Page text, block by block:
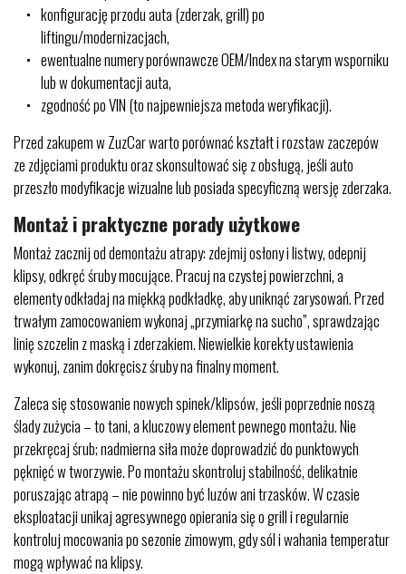
konfigurację przodu auta (zderzak, grill) po
liftingu/modernizacjach,
ewentualne numery porównawcze OEM/Index na starym wsporniku
lub w dokumentacji auta,
zgodność po VIN (to najpewniejsza metoda weryfikacji).
Przed zakupem w ZuzCar warto porównać kształt i rozstaw zaczepów
ze zdjęciami produktu oraz skonsultować się z obsługą, jeśli auto
przeszło modyfikacje wizualne lub posiada specyficzną wersję zderzaka.
Montaż i praktyczne porady użytkowe
Montaż zacznij od demontażu atrapy: zdejmij osłony i listwy, odepnij
klipsy, odkręć śruby mocujące. Pracuj na czystej powierzchni, a
elementy odkładaj na miękką podkładkę, aby uniknąć zarysowań. Przed
trwałym zamocowaniem wykonaj „przymiarkę na sucho”, sprawdzając
linię szczelin z maską i zderzakiem. Niewielkie korekty ustawienia
wykonuj, zanim dokręcisz śruby na finalny moment.
Zaleca się stosowanie nowych spinek/klipsów, jeśli poprzednie noszą
ślady zużycia – to tani, a kluczowy element pewnego montażu. Nie
przekręcaj śrub; nadmierna siła może doprowadzić do punktowych
pęknięć w tworzywie. Po montażu skontroluj stabilność, delikatnie
poruszając atrapą – nie powinno być luzów ani trzasków. W czasie
eksploatacji unikaj agresywnego opierania się o grill i regularnie
kontroluj mocowania po sezonie zimowym, gdy sól i wahania temperatur
mogą wpływać na klipsy.